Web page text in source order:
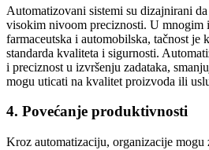
Automatizovani sistemi su dizajnirani
visokim nivoom preciznosti. U mnogim
farmaceutska i automobilska, tačnost je
standarda kvaliteta i sigurnosti.
i preciznost u izvršenju zadataka,
mogu uticati na kvalitet proizvoda ili
4. Povećanje produktivnosti
Kroz automatizaciju, organizacije mogu